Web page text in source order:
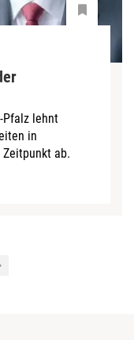
Pfalz lehnt
in
ab.